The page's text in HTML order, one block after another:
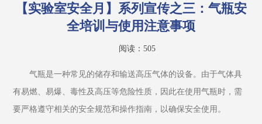
【实验室安全月】系列宣传之三：气瓶安
全培训与使用注意事项
阅读： 505
气瓶是一种常见的储存和输送高压气体的设备。由于气体具
有易燃、易爆、毒性及高压等危险性质，因此在使用气瓶时，需
要严格遵守相关的安全规范和操作指南，以确保安全使用。